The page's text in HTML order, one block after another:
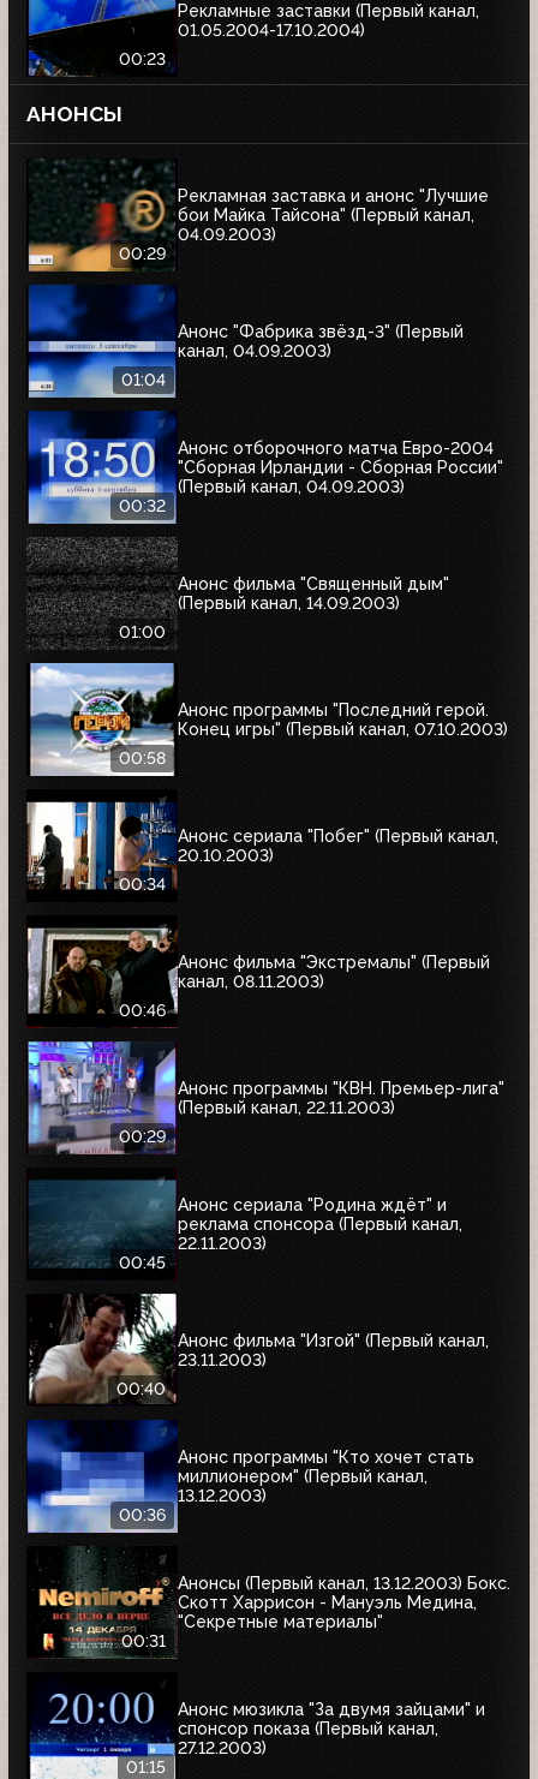
00:23
Рекламные заставки (Первый канал,
01.05.2004-17.10.2004)
АНОНСЫ
00:29
Рекламная заставка и анонс "Лучшие
бои Майка Тайсона" (Первый канал,
04.09.2003)
01:04
Анонс "Фабрика звёзд-3" (Первый
канал, 04.09.2003)
00:32
Анонс отборочного матча Евро-2004
"Сборная Ирландии - Сборная России"
(Первый канал, 04.09.2003)
01:00
Анонс фильма "Священный дым"
(Первый канал, 14.09.2003)
00:58
Анонс программы "Последний герой.
Конец игры" (Первый канал, 07.10.2003)
00:34
Анонс сериала "Побег" (Первый канал,
20.10.2003)
00:46
Анонс фильма "Экстремалы" (Первый
канал, 08.11.2003)
00:29
Анонс программы "КВН. Премьер-лига"
(Первый канал, 22.11.2003)
00:45
Анонс сериала "Родина ждёт" и
реклама спонсора (Первый канал,
22.11.2003)
00:40
Анонс фильма "Изгой" (Первый канал,
23.11.2003)
00:36
Анонс программы "Кто хочет стать
миллионером" (Первый канал,
13.12.2003)
00:31
Анонсы (Первый канал, 13.12.2003) Бокс.
Скотт Харрисон - Мануэль Медина,
"Секретные материалы"
01:15
Анонс мюзикла "За двумя зайцами" и
спонсор показа (Первый канал,
27.12.2003)